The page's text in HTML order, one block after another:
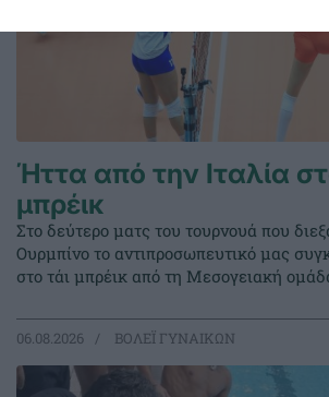
Ήττα από την Ιταλία
μπρέικ
Στο δεύτερο ματς του τουρνουά που
Ουρμπίνο το αντιπροσωπευτικό μας
στο τάι μπρέικ από τη Μεσογειακή
06.08.2026 ΒΟΛΕΪ ΓΥΝΑΙΚΩΝ